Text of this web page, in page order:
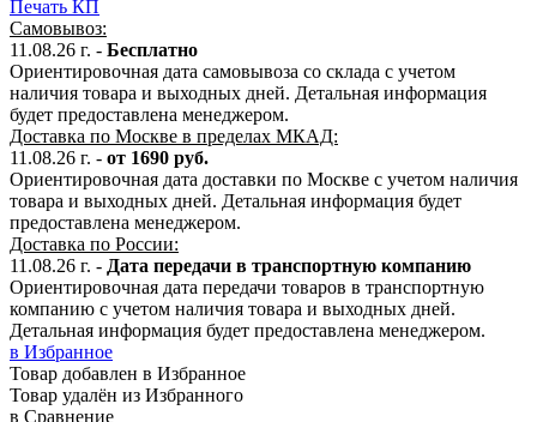
Печать КП
Самовывоз:
11.08.26 г. - Бесплатно
Ориентировочная дата самовывоза со склада с учетом
наличия товара и выходных дней. Детальная информация
будет предоставлена менеджером.
Доставка по Москве в пределах МКАД:
11.08.26 г. - от 1690 руб.
Ориентировочная дата доставки по Москве с учетом наличия
товара и выходных дней. Детальная информация будет
предоставлена менеджером.
Доставка по России:
11.08.26 г. - Дата передачи в транспортную компанию
Ориентировочная дата передачи товаров в транспортную
компанию с учетом наличия товара и выходных дней.
Детальная информация будет предоставлена менеджером.
в Избранное
Товар добавлен в Избранное
Товар удалён из Избранного
в Сравнение